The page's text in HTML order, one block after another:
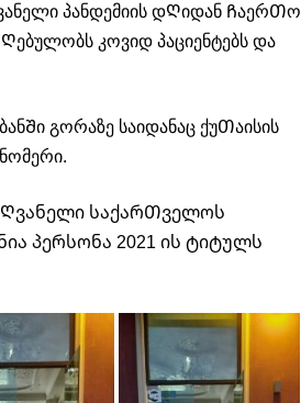
პანდემიის დᲦიდან ᲩაერᲗო
კოვიდ პაციენტებს და
გორაზე საიდანაც ქუᲗაისის
საქარᲗველოს
პერსონა 2021 ის ტიტულს